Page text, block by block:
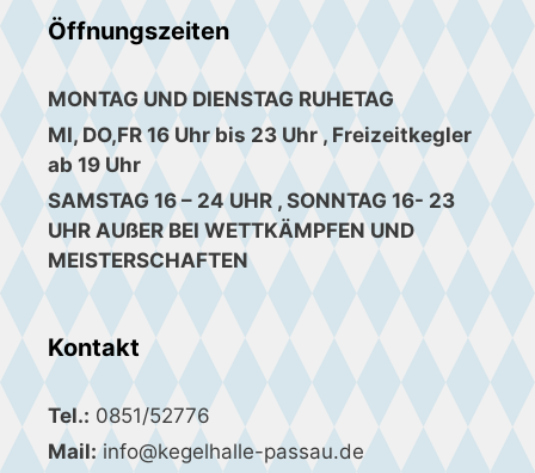
Öffnungszeiten
MONTAG UND DIENSTAG RUHETAG
MI, DO,FR 16 Uhr bis 23 Uhr , Freizeitkegler
ab 19 Uhr
SAMSTAG 16 – 24 UHR , SONNTAG 16- 23
UHR AUßER BEI WETTKÄMPFEN UND
MEISTERSCHAFTEN
Kontakt
Tel.: 0851/52776
Mail:info@kegelhalle-passau.de